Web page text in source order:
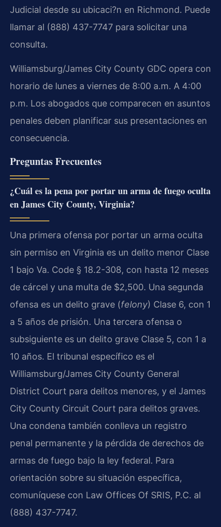
Judicial desde su ubicaci?n en Richmond. Puede
llamar al (888) 437-7747 para solicitar una
consulta.
Williamsburg/James City County GDC opera con
horario de lunes a viernes de 8:00 a.m. A 4:00
p.m. Los abogados que comparecen en asuntos
penales deben planificar sus presentaciones en
consecuencia.
Preguntas Frecuentes
¿Cuál es la pena por portar un arma de fuego oculta
en James City County, Virginia?
Una primera ofensa por portar un arma oculta
sin permiso en Virginia es un delito menor Clase
1 bajo Va. Code § 18.2-308, con hasta 12 meses
de cárcel y una multa de $2,500. Una segunda
ofensa es un delito grave (felony) Clase 6, con 1
a 5 años de prisión. Una tercera ofensa o
subsiguiente es un delito grave Clase 5, con 1 a
10 años. El tribunal específico es el
Williamsburg/James City County General
District Court para delitos menores, y el James
City County Circuit Court para delitos graves.
Una condena también conlleva un registro
penal permanente y la pérdida de derechos de
armas de fuego bajo la ley federal. Para
orientación sobre su situación específica,
comuníquese con Law Offices Of SRIS, P.C. al
(888) 437-7747.